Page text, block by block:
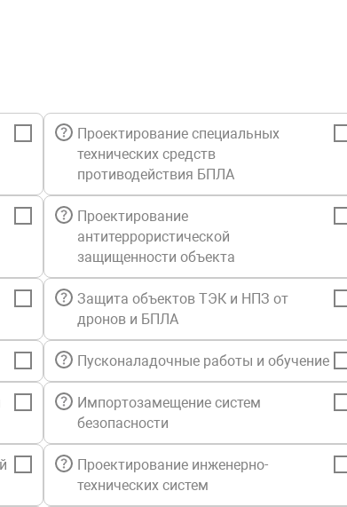
версии ПО,
каналы
время
анализ
решение
наличии
доступ K
Проектирование специальных
технических средств
противодействия БПЛА
Проектирование
антитеррористической
защищенности объекта
Защита объектов ТЭК и НПЗ от
дронов и БПЛА
Пусконаладочные работы и обучение
Импортозамещение систем
безопасности
Проектирование инженерно-
технических систем